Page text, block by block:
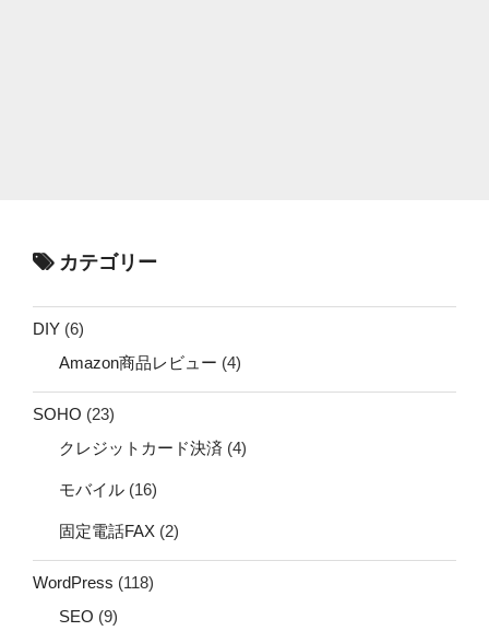
カテゴリー
DIY (6)
Amazon商品レビュー (4)
SOHO (23)
クレジットカード決済 (4)
モバイル (16)
固定電話FAX (2)
WordPress (118)
SEO (9)